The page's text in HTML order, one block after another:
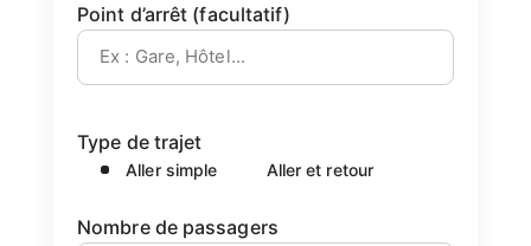
Point d’arrêt (facultatif)
Type de trajet
Aller simple Aller et retour
Nombre de passagers